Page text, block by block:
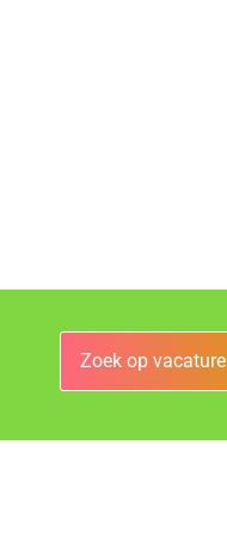
Zoek op vacature